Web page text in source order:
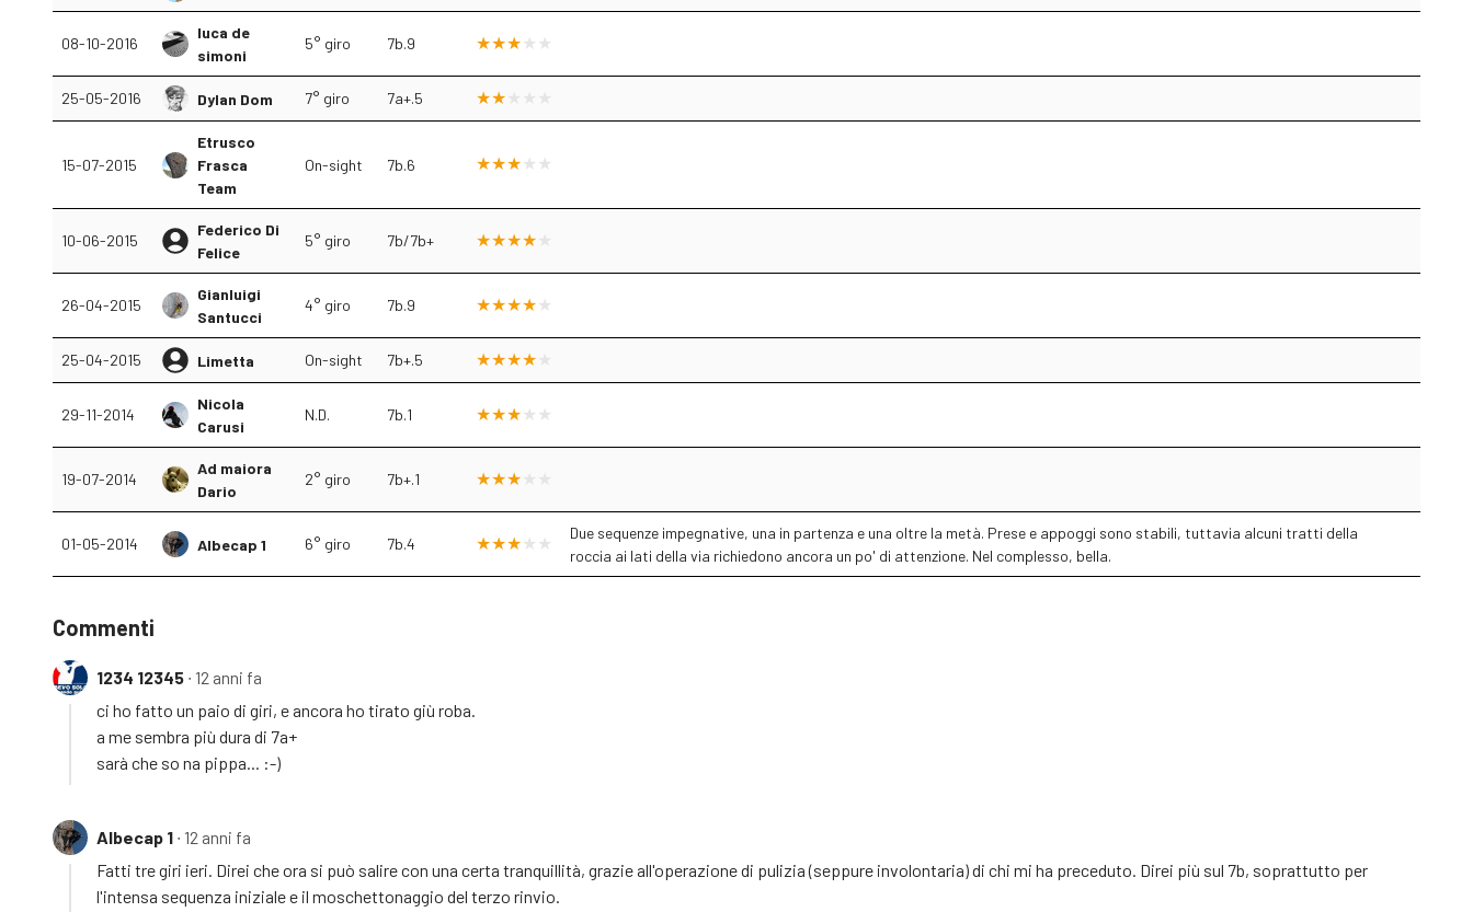
08-10-2016
luca de
simoni
5° giro 7b.9
25-05-2016 Dylan Dom 7° giro 7a+.5
15-07-2015
Etrusco
Frasca
Team
On-sight 7b.6
10-06-2015
Federico Di
Felice
5° giro 7b/7b+
26-04-2015
Gianluigi
Santucci
4° giro 7b.9
25-04-2015 Limetta On-sight 7b+.5
29-11-2014
Nicola
Carusi
N.D. 7b.1
19-07-2014
Ad maiora
Dario
2° giro 7b+.1
01-05-2014 Albecap 1 6° giro 7b.4
Due sequenze impegnative, una in partenza e una oltre la metà. Prese e appoggi sono stabili, tuttavia alcuni tratti della
roccia ai lati della via richiedono ancora un po' di attenzione. Nel complesso, bella.
Commenti
1234 12345 ∙ 12 anni fa
ci ho fatto un paio di giri, e ancora ho tirato giù roba.
a me sembra più dura di 7a+
sarà che so na pippa... :-)
Albecap 1 ∙ 12 anni fa
Fatti tre giri ieri. Direi che ora si può salire con una certa tranquillità, grazie all'operazione di pulizia (seppure involontaria) di chi mi ha preceduto. Direi più sul 7b, soprattutto per
l'intensa sequenza iniziale e il moschettonaggio del terzo rinvio.